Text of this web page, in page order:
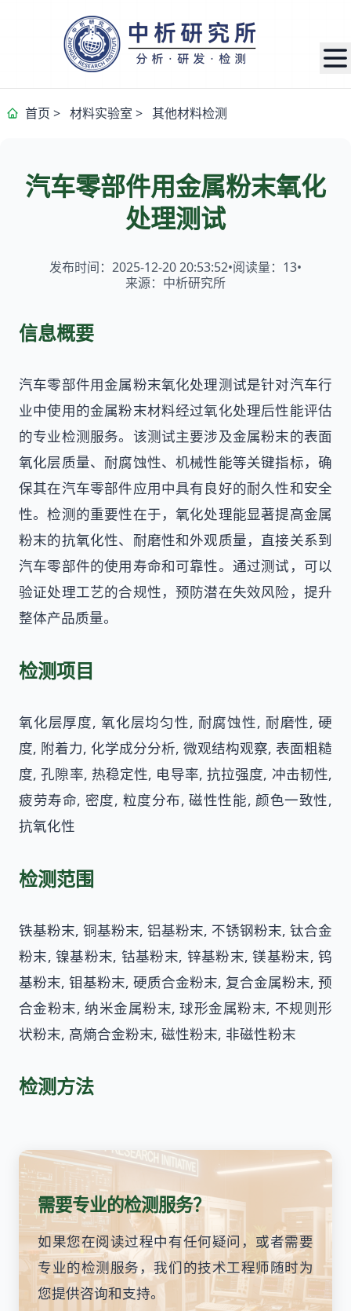
首页 > 材料实验室 > 其他材料检测
汽车零部件用金属粉末氧化
处理测试
发布时间：2025-12-20 20:53:52•阅读量： 13•
来源：中析研究所
信息概要
汽车零部件用金属粉末氧化处理测试是针对汽车行
业中使用的金属粉末材料经过氧化处理后性能评估
的专业检测服务。该测试主要涉及金属粉末的表面
氧化层质量、耐腐蚀性、机械性能等关键指标，确
保其在汽车零部件应用中具有良好的耐久性和安全
性。检测的重要性在于，氧化处理能显著提高金属
粉末的抗氧化性、耐磨性和外观质量，直接关系到
汽车零部件的使用寿命和可靠性。通过测试，可以
验证处理工艺的合规性，预防潜在失效风险，提升
整体产品质量。
检测项目
氧化层厚度, 氧化层均匀性, 耐腐蚀性, 耐磨性, 硬
度, 附着力, 化学成分分析, 微观结构观察, 表面粗糙
度, 孔隙率, 热稳定性, 电导率, 抗拉强度, 冲击韧性,
疲劳寿命, 密度, 粒度分布, 磁性性能, 颜色一致性,
抗氧化性
检测范围
铁基粉末, 铜基粉末, 铝基粉末, 不锈钢粉末, 钛合金
粉末, 镍基粉末, 钴基粉末, 锌基粉末, 镁基粉末, 钨
基粉末, 钼基粉末, 硬质合金粉末, 复合金属粉末, 预
合金粉末, 纳米金属粉末, 球形金属粉末, 不规则形
状粉末, 高熵合金粉末, 磁性粉末, 非磁性粉末
检测方法
需要专业的检测服务？
如果您在阅读过程中有任何疑问，或者需要
专业的检测服务，我们的技术工程师随时为
您提供咨询和支持。